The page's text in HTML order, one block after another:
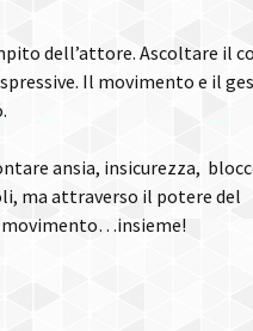
dell’attore. Ascoltare il
Il movimento e il
ansia, insicurezza,
ma attraverso il potere del
movimento…insieme!